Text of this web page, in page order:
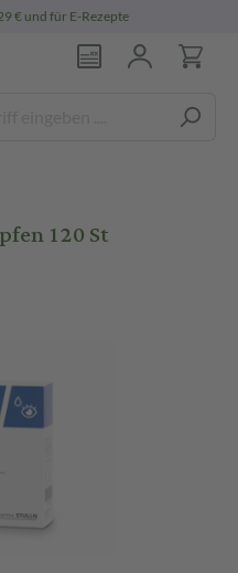
€ und für E-Rezepte
120 St